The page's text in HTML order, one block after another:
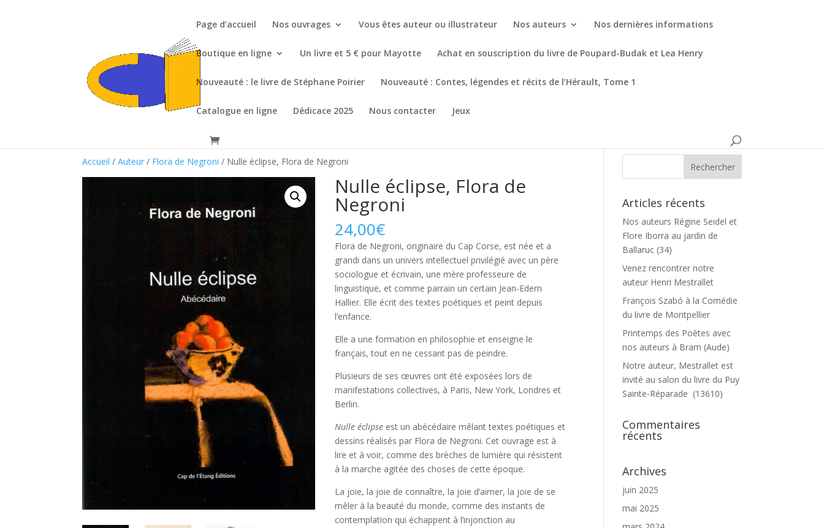
Page d’accueil Nos ouvrages Vous êtes auteur ou illustrateur Nos auteurs Nos dernières informations
Boutique en ligne Un livre et 5 € pour Mayotte Achat en souscription du livre de Poupard-Budak et Lea Henry
Nouveauté : le livre de Stéphane Poirier Nouveauté : Contes, légendes et récits de l’Hérault, Tome 1
Catalogue en ligne Dédicace 2025 Nous contacter Jeux
Accueil /Auteur / Flora de Negroni / Nulle éclipse, Flora de Negroni
Nulle éclipse, Flora de
Negroni
24,00€
Flora de Negroni, originaire du Cap Corse, est née et a
grandi dans un univers intellectuel privilégié avec un père
sociologue et écrivain, une mère professeure de
linguistique, et comme parrain un certain Jean-Edern
Hallier. Elle écrit des textes poétiques et peint depuis
l’enfance.
Elle a une formation en philosophie et enseigne le
français, tout en ne cessant pas de peindre.
Plusieurs de ses œuvres ont été exposées lors de
manifestations collectives, à Paris, New York, Londres et
Berlin.
Nulle éclipse est un abécédaire mêlant textes poétiques et
dessins réalisés par Flora de Negroni. Cet ouvrage est à
lire et à voir, comme des brèches de lumière qui résistent
à la marche agitée des choses de cette époque.
La joie, la joie de connaître, la joie d’aimer, la joie de se
mêler à la beauté du monde, comme des instants de
contemplation qui échappent à l’injonction au
Articles récents
Nos auteurs Régine Seidel et
Flore Iborra au jardin de
Ballaruc (34)
Venez rencontrer notre
auteur Henri Mestrallet
François Szabó à la Comédie
du livre de Montpellier
Printemps des Poètes avec
nos auteurs à Bram (Aude)
Notre auteur, Mestrallet est
invité au salon du livre du Puy
Sainte-Réparade (13610)
Commentaires
récents
Archives
juin 2025
mai 2025